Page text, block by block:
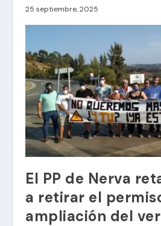
25 septiembre, 2025
El PP de Nerva
a retirar el
ampliación del